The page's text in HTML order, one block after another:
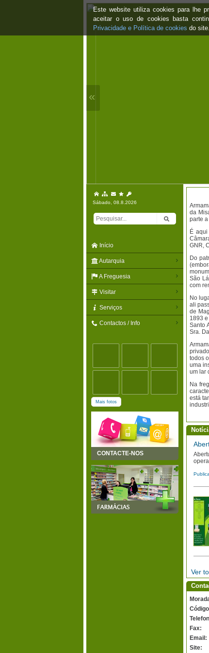
Este website utiliza cookies para lhe
aceitar o uso de cookies basta
Privacidade e Política de cookies do site.
«
Sábado, 08.8.2026
Início
Autarquia
A Freguesia
Visitar
Serviços
Contactos / Info
Mais fotos
CONTACTE-NOS
da
parte
É
GNR,
Do
São
com
No
ali
de
1893
Santo
Sra.
todos
uma
um lar
Na
está
Ver
Fax:
Email:
Site: